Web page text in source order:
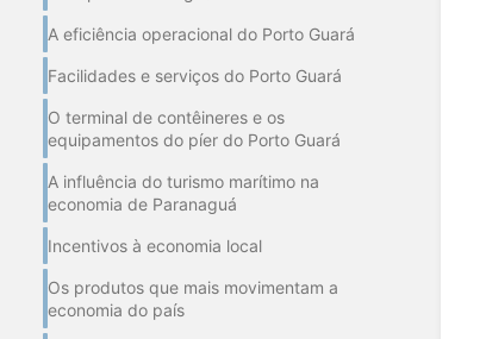
A eficiência operacional do Porto Guará
Facilidades e serviços do Porto Guará
O terminal de contêineres e os
equipamentos do píer do Porto Guará
A influência do turismo marítimo na
economia de Paranaguá
Incentivos à economia local
Os produtos que mais movimentam a
economia do país